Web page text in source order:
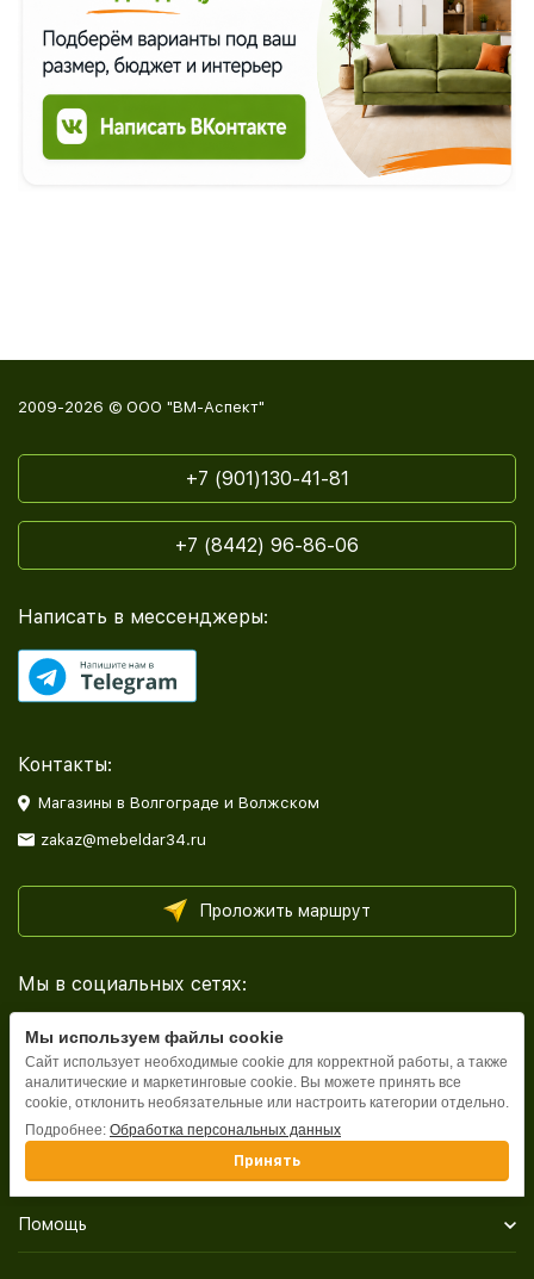
2009-2026 © ООО "ВМ-Аспект"
+7 (901)130-41-81
+7 (8442) 96-86-06
Написать в мессенджеры:
Контакты:
Магазины в Волгограде и Волжском
zakaz@mebeldar34.ru
Проложить маршрут
Мы в социальных сетях:
Каталог
Помощь
Мы используем файлы cookie
Сайт использует необходимые cookie для корректной работы, а также
аналитические и маркетинговые cookie. Вы можете принять все
cookie, отклонить необязательные или настроить категории отдельно.
Подробнее: Обработка персональных данных
Принять